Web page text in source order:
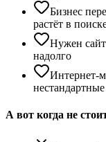
Бизнес
растёт в
Нужен
надолго
Интернет-
А вот когда не